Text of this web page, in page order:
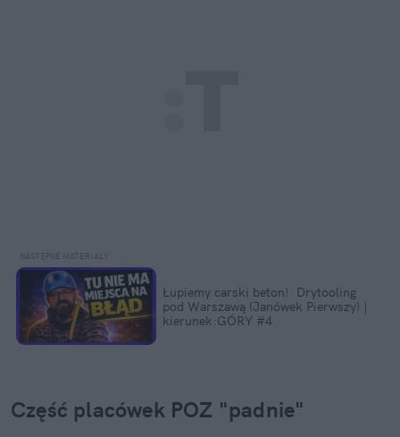
Łupiemy carski beton!  Drytooling
pod Warszawą (Janówek Pierwszy) |
kierunek:GÓRY #4
Część placówek POZ "padnie"